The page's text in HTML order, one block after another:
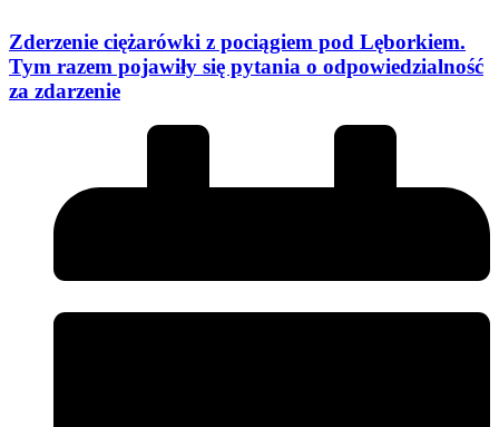
Zderzenie ciężarówki z pociągiem pod Lęborkiem.
Tym razem pojawiły się pytania o odpowiedzialność
za zdarzenie